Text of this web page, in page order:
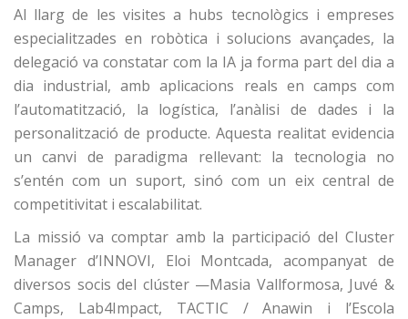
Al llarg de les visites a hubs tecnològics i empreses
especialitzades en robòtica i solucions avançades, la
delegació va constatar com la IA ja forma part del dia a
dia industrial, amb aplicacions reals en camps com
l’automatització, la logística, l’anàlisi de dades i la
personalització de producte. Aquesta realitat evidencia
uncanvi de paradigma rellevant: la tecnologia no
s’entén com un suport, sinó com un eix central de
competitivitat i escalabilitat.
La missió va comptar amb la participació del Cluster
Manager d’INNOVI, Eloi Montcada, acompanyat de
diversos socis del clúster —Masia Vallformosa, Juvé &
Camps, Lab4Impact, TACTIC / Anawin i l’Escola